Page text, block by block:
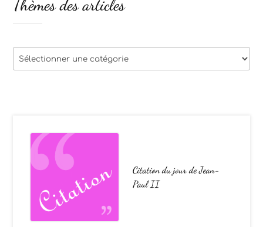
Citation du jour de Jean-
Paul II
Thèmes des articles
Thèmes
des